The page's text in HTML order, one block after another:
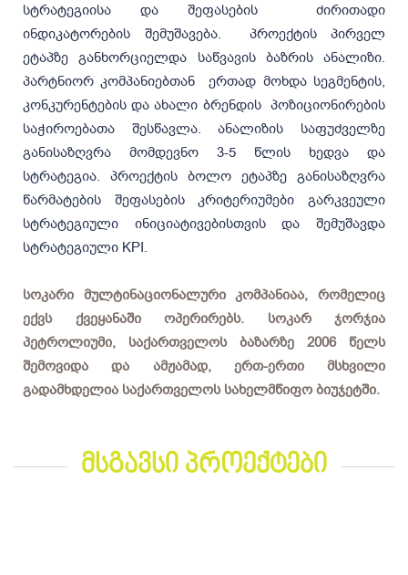
სტრატეგიისა და შეფასების ძირითადი
ინდიკატორების შემუშავება. პროექტის პირველ
ეტაპზე განხორციელდა საწვავის ბაზრის ანალიზი.
პარტნიორ კომპანიებთან ერთად მოხდა სეგმენტის,
კონკურენტების და ახალი ბრენდის პოზიციონირების
საჭიროებათა შესწავლა. ანალიზის საფუძველზე
განისაზღვრა მომდევნო 3-5 წლის ხედვა და
სტრატეგია. პროექტის ბოლო ეტაპზე განისაზღვრა
წარმატების შეფასების კრიტერიუმები გარკვეული
სტრატეგიული ინიციატივებისთვის და შემუშავდა
სტრატეგიული KPI.
სოკარი მულტინაციონალური კომპანიაა, რომელიც
ექვს ქვეყანაში ოპერირებს. სოკარ ჯორჯია
პეტროლიუმი, საქართველოს ბაზარზე 2006 წელს
შემოვიდა და ამჟამად, ერთ-ერთი მსხვილი
გადამხდელია საქართველოს სახელმწიფო ბიუჯეტში.
მსგავსი პროექტები